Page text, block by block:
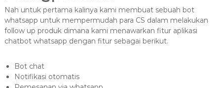
Nah untuk pertama kalinya kami membuat sebuah bot
whatsapp untuk mempermudah para CS dalam melakukan
follow up produk dimana kami menawarkan fitur aplikasi
chatbot whatsapp dengan fitur sebagai berikut.
Bot chat
Notifikasi otomatis